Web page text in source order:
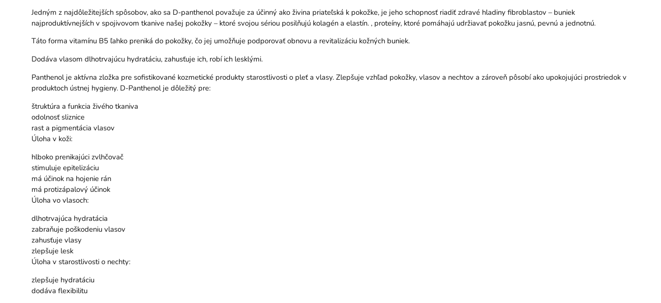
Jedným z najdôležitejších spôsobov, ako sa D-panthenol považuje za účinný ako živina priateľská k pokožke, je jeho schopnosť riadiť zdravé hladiny fibroblastov – buniek
najproduktívnejších v spojivovom tkanive našej pokožky – ktoré svojou sériou posilňujú kolagén a elastín. , proteíny, ktoré pomáhajú udržiavať pokožku jasnú, pevnú a jednotnú.
Táto forma vitamínu B5 ľahko preniká do pokožky, čo jej umožňuje podporovať obnovu a revitalizáciu kožných buniek.
Dodáva vlasom dlhotrvajúcu hydratáciu, zahusťuje ich, robí ich lesklými.
Panthenol je aktívna zložka pre sofistikované kozmetické produkty starostlivosti o pleť a vlasy. Zlepšuje vzhľad pokožky, vlasov a nechtov a zároveň pôsobí ako upokojujúci prostriedok v
produktoch ústnej hygieny. D-Panthenol je dôležitý pre:
štruktúra a funkcia živého tkaniva
odolnosť sliznice
rast a pigmentácia vlasov
Úloha v koži:
hlboko prenikajúci zvlhčovač
stimuluje epitelizáciu
má účinok na hojenie rán
má protizápalový účinok
Úloha vo vlasoch:
dlhotrvajúca hydratácia
zabraňuje poškodeniu vlasov
zahusťuje vlasy
zlepšuje lesk
Úloha v starostlivosti o nechty:
zlepšuje hydratáciu
dodáva flexibilitu